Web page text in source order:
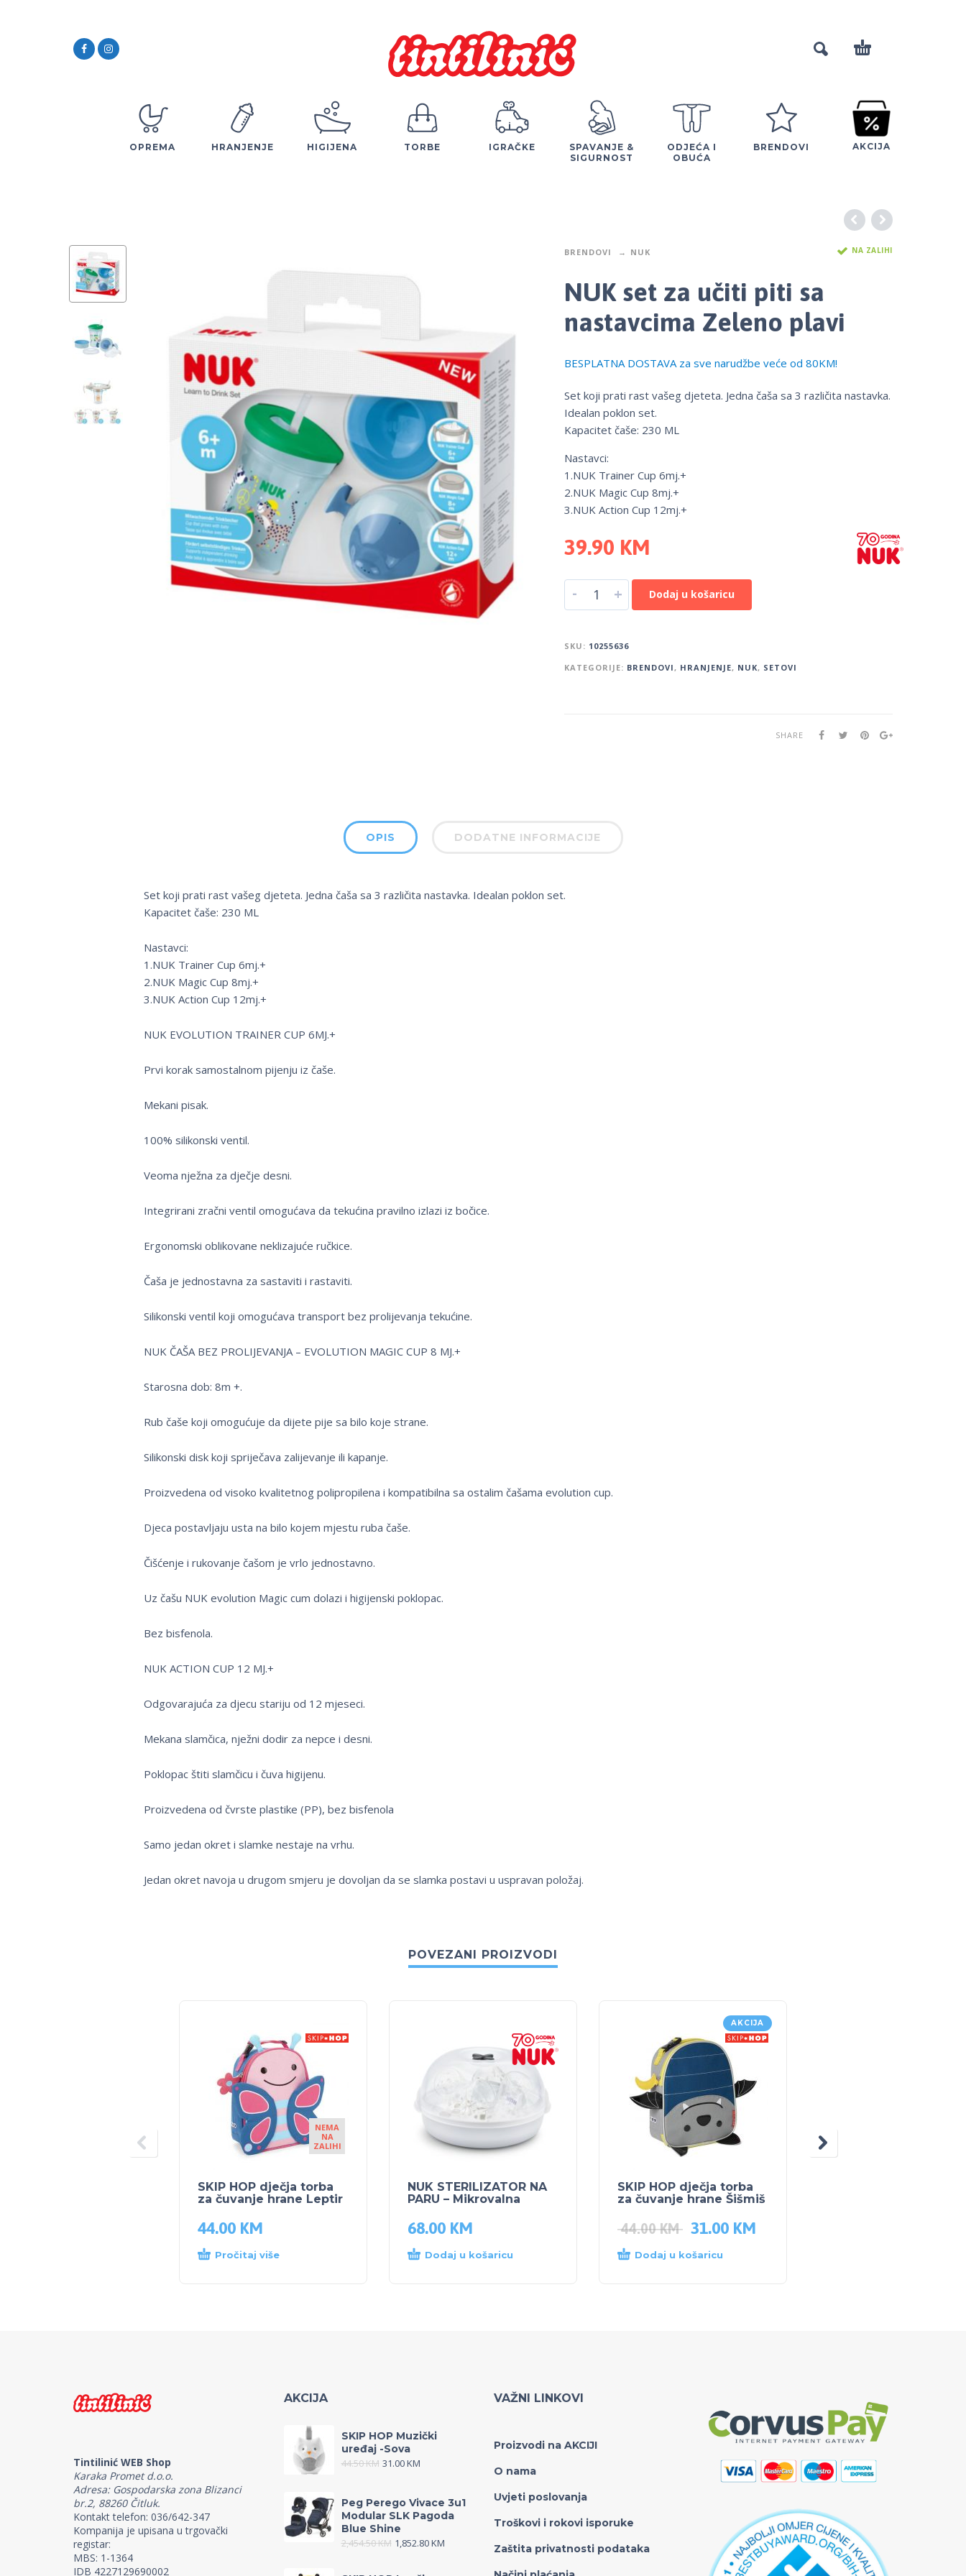
OPREMA HRANJENJE HIGIJENA TORBE IGRAČKE
SPAVANJE &
SIGURNOST
ODJEĆA I
OBUĆA
BRENDOVI AKCIJA
BRENDOVI NUK NA ZALIHI
NUK set za učiti piti sa
nastavcima Zeleno plavi
BESPLATNA DOSTAVA za sve narudžbe veće od 80KM!
Set koji prati rast vašeg djeteta. Jedna čaša sa 3 različita nastavka.
Idealan poklon set.
Kapacitet čaše: 230 ML
Nastavci:
1.NUK Trainer Cup 6mj.+
2.NUK Magic Cup 8mj.+
3.NUK Action Cup 12mj.+
39.90 KM
- + Dodaj u košaricu
SKU: 10255636
KATEGORIJE: BRENDOVI, HRANJENJE, NUK, SETOVI
SHARE
OPIS DODATNE INFORMACIJE
Set koji prati rast vašeg djeteta. Jedna čaša sa 3 različita nastavka. Idealan poklon set.
Kapacitet čaše: 230 ML
Nastavci:
1.NUK Trainer Cup 6mj.+
2.NUK Magic Cup 8mj.+
3.NUK Action Cup 12mj.+
NUK EVOLUTION TRAINER CUP 6MJ.+
Prvi korak samostalnom pijenju iz čaše.
Mekani pisak.
100% silikonski ventil.
Veoma nježna za dječje desni.
Integrirani zračni ventil omogućava da tekućina pravilno izlazi iz bočice.
Ergonomski oblikovane neklizajuće ručkice.
Čaša je jednostavna za sastaviti i rastaviti.
Silikonski ventil koji omogućava transport bez prolijevanja tekućine.
NUK ČAŠA BEZ PROLIJEVANJA – EVOLUTION MAGIC CUP 8 MJ.+
Starosna dob: 8m +.
Rub čaše koji omogućuje da dijete pije sa bilo koje strane.
Silikonski disk koji spriječava zalijevanje ili kapanje.
Proizvedena od visoko kvalitetnog polipropilena i kompatibilna sa ostalim čašama evolution cup.
Djeca postavljaju usta na bilo kojem mjestu ruba čaše.
Čišćenje i rukovanje čašom je vrlo jednostavno.
Uz čašu NUK evolution Magic cum dolazi i higijenski poklopac.
Bez bisfenola.
NUK ACTION CUP 12 MJ.+
Odgovarajuća za djecu stariju od 12 mjeseci.
Mekana slamčica, nježni dodir za nepce i desni.
Poklopac štiti slamčicu i čuva higijenu.
Proizvedena od čvrste plastike (PP), bez bisfenola
Samo jedan okret i slamke nestaje na vrhu.
Jedan okret navoja u drugom smjeru je dovoljan da se slamka postavi u uspravan položaj.
POVEZANI PROIZVODI
NEMA
NA
ZALIHI
SKIP HOP dječja torba
za čuvanje hrane Leptir
44.00 KM
Pročitaj više
NUK STERILIZATOR NA
PARU – Mikrovalna
68.00 KM
Dodaj u košaricu
AKCIJA
SKIP HOP dječja torba
za čuvanje hrane Šišmiš
44.00KM 31.00 KM
Dodaj u košaricu
Tintilinić WEB Shop
Karaka Promet d.o.o.
Adresa: Gospodarska zona Blizanci
br.2, 88260 Čitluk.
Kontakt telefon: 036/642-347
Kompanija je upisana u trgovački
registar:
MBS: 1-1364
IDB 4227129690002
AKCIJA
SKIP HOP Muzički
uređaj -Sova
44.50KM 31.00KM
Peg Perego Vivace 3u1
Modular SLK Pagoda
Blue Shine
2,454.50KM 1,852.80KM
VAŽNI LINKOVI
Proizvodi na AKCIJI
O nama
Uvjeti poslovanja
Troškovi i rokovi isporuke
Zaštita privatnosti podataka